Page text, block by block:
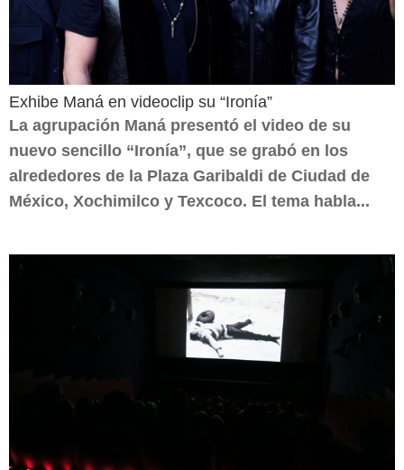
Exhibe Maná en videoclip su “Ironía”
La agrupación Maná presentó el video de su
nuevo sencillo “Ironía”, que se grabó en los
alrededores de la Plaza Garibaldi de Ciudad de
México, Xochimilco y Texcoco. El tema habla...